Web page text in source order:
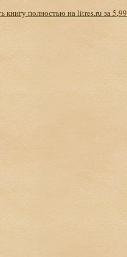
книгу полностью на litres.ru за